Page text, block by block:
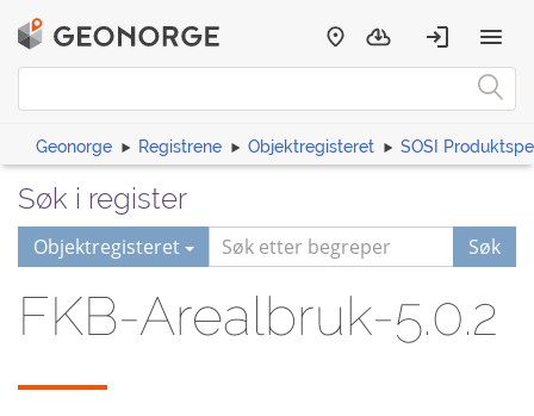
Geonorge Registrene Objektregisteret SOSI
Søk i register
Objektregisteret Søk
FKB-Arealbruk-5.0.2